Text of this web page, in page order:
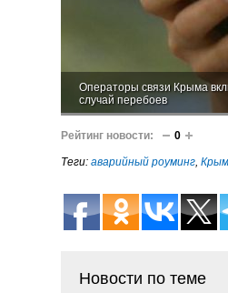
Операторы связи Крыма
случай перебоев
Рейтинг новости: 0
Теги: аварийный роуминг, Крым
Новости по теме